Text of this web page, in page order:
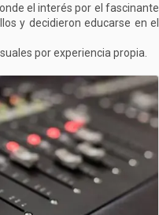
el interés por el fascinante
y decidieron educarse en el
por experiencia propia.